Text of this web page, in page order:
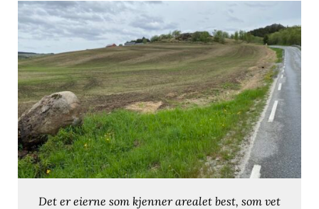
Det er eierne som kjenner arealet best, som vet